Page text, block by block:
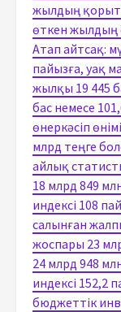
жылдың
өткен жылдың
Атап айтсақ:
пайызға, уақ
жылқы 19 445
бас немесе
өнеркәсіп
млрд теңге
айлық
18 млрд 849
индексі 108
салынған
жоспары 23
24 млрд 948
индексі 152,2
бюджеттік